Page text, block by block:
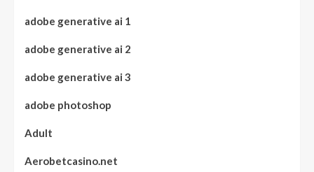
adobe generative ai 1
adobe generative ai 2
adobe generative ai 3
adobe photoshop
Adult
Aerobetcasino.net